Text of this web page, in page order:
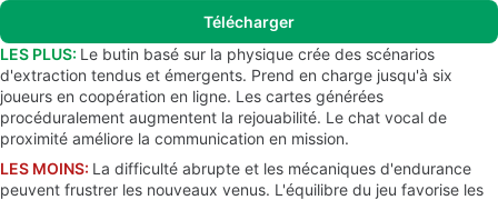
Télécharger
LES PLUS: Le butin basé sur la physique crée des scénarios
d'extraction tendus et émergents. Prend en charge jusqu'à six
joueurs en coopération en ligne. Les cartes générées
procéduralement augmentent la rejouabilité. Le chat vocal de
proximité améliore la communication en mission.
LES MOINS: La difficulté abrupte et les mécaniques d'endurance
peuvent frustrer les nouveaux venus. L'équilibre du jeu favorise les